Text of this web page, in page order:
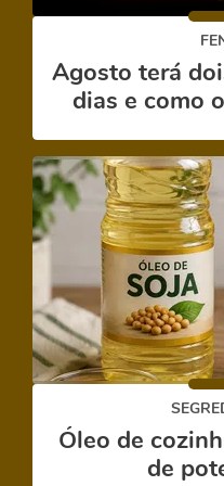
Agosto terá
dias e como
Óleo de
de